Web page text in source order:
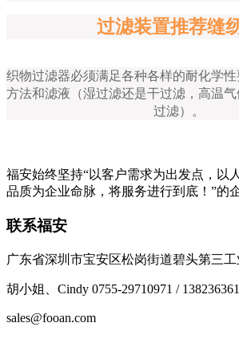
过滤装置推荐缝
织物过滤器必须满足各种各样的耐化学
方法和滤液（湿过滤还是干过滤，高温
过滤）。
福安始终坚持“以客户需求为出发点，以
品质为企业命脉，将服务进行到底！”的
联系福安
广东省深圳市宝安区松岗街道碧头第三
胡小姐、Cindy 0755-29710971 /
sales@fooan.com